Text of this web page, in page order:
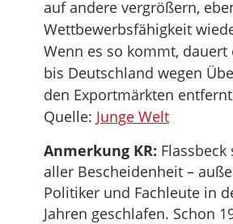
auf andere vergrößern,
Wettbewerbsfähigkeit
Wenn es so kommt, dauert
bis Deutschland wegen
den Exportmärkten
Quelle: Junge Welt
Anmerkung KR: Flassbeck
aller Bescheidenheit –
Politiker und Fachleute in
Jahren geschlafen. Schon